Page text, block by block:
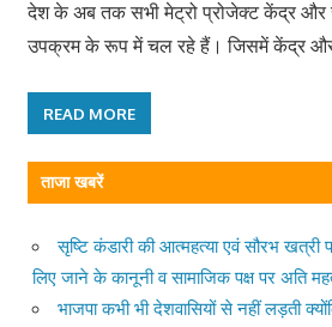
देश के अब तक सभी मेट्रो प्रोजेक्ट केंद्र और
उपक्रम के रूप में चल रहे हैं। जिसमें केंद्र और
READ MORE
ताजा खबरें
सृष्टि कंडारी की आत्महत्या एवं सौरभ खत्री
लिए जाने के कानूनी व सामाजिक पक्ष पर अति
भाजपा कभी भी देशवासियों से नहीं लड़ती